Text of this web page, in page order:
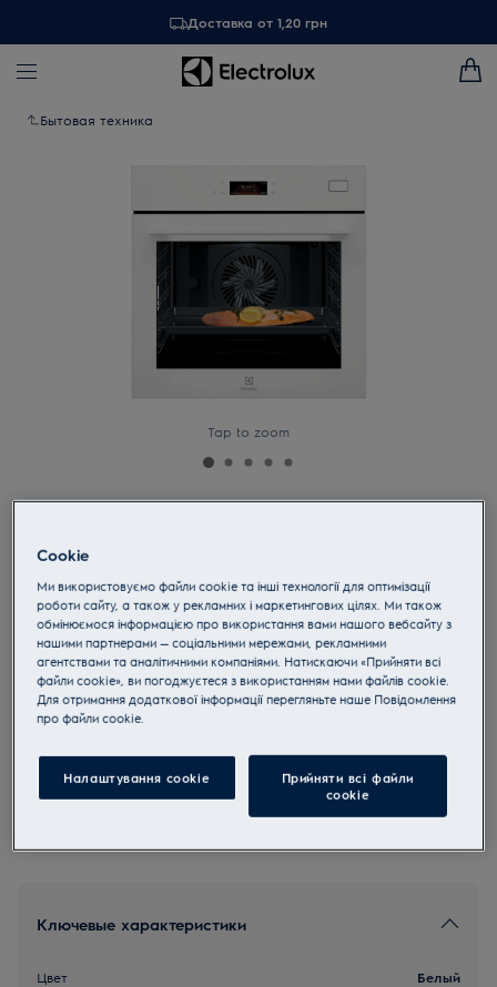
Доставка от 1,20 грн
Бытовая техника
Tap to zoom
Встроенный духовой шкаф с
паром MealAssist с функцией
SteamPro 800
5 (2238)
перечислены в главах 1 и 2 руководства пользователя.
Для безопасного использования продукта прочтите
полное руководство пользователя.
Ключевые характеристики
Цвет Белый
Cookie
Ми використовуємо файли cookie та інші технології для оптимізації
роботи сайту, а також у рекламних і маркетингових цілях. Ми також
обмінюємося інформацією про використання вами нашого вебсайту з
нашими партнерами — соціальними мережами, рекламними
агентствами та аналітичними компаніями. Натискаючи «Прийняти всі
файли cookie», ви погоджуєтеся з використанням нами файлів cookie.
Для отримання додаткової інформації перегляньте наше Пoвідомлення
прo файли cookie.
Налаштування cookie
Прийняти всі файли
сookie